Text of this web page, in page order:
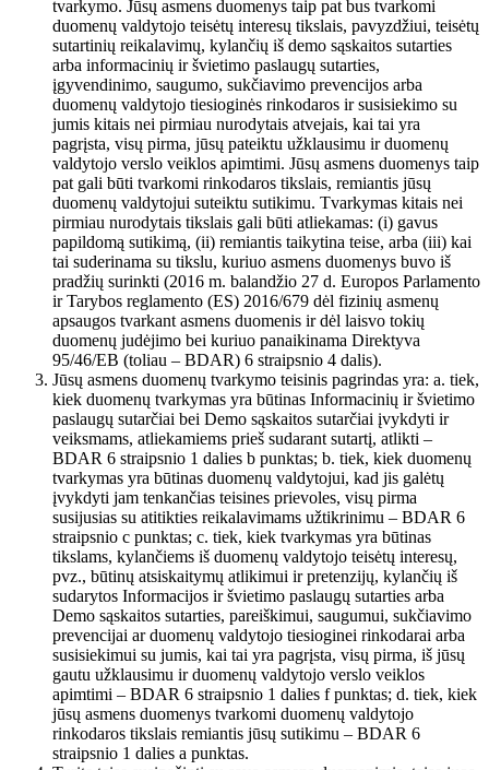
tvarkymo. Jūsų asmens duomenys taip pat bus tvarkomi
duomenų valdytojo teisėtų interesų tikslais, pavyzdžiui, teisėtų
sutartinių reikalavimų, kylančių iš demo sąskaitos sutarties
arba informacinių ir švietimo paslaugų sutarties,
įgyvendinimo, saugumo, sukčiavimo prevencijos arba
duomenų valdytojo tiesioginės rinkodaros ir susisiekimo su
jumis kitais nei pirmiau nurodytais atvejais, kai tai yra
pagrįsta, visų pirma, jūsų pateiktu užklausimu ir duomenų
valdytojo verslo veiklos apimtimi. Jūsų asmens duomenys taip
pat gali būti tvarkomi rinkodaros tikslais, remiantis jūsų
duomenų valdytojui suteiktu sutikimu. Tvarkymas kitais nei
pirmiau nurodytais tikslais gali būti atliekamas: (i) gavus
papildomą sutikimą, (ii) remiantis taikytina teise, arba (iii) kai
tai suderinama su tikslu, kuriuo asmens duomenys buvo iš
pradžių surinkti (2016 m. balandžio 27 d. Europos Parlamento
ir Tarybos reglamento (ES) 2016/679 dėl fizinių asmenų
apsaugos tvarkant asmens duomenis ir dėl laisvo tokių
duomenų judėjimo bei kuriuo panaikinama Direktyva
95/46/EB (toliau – BDAR) 6 straipsnio 4 dalis).
Jūsų asmens duomenų tvarkymo teisinis pagrindas yra: a. tiek,
kiek duomenų tvarkymas yra būtinas Informacinių ir švietimo
paslaugų sutarčiai bei Demo sąskaitos sutarčiai įvykdyti ir
veiksmams, atliekamiems prieš sudarant sutartį, atlikti –
BDAR 6 straipsnio 1 dalies b punktas; b. tiek, kiek duomenų
tvarkymas yra būtinas duomenų valdytojui, kad jis galėtų
įvykdyti jam tenkančias teisines prievoles, visų pirma
susijusias su atitikties reikalavimams užtikrinimu – BDAR 6
straipsnio c punktas; c. tiek, kiek tvarkymas yra būtinas
tikslams, kylančiems iš duomenų valdytojo teisėtų interesų,
pvz., būtinų atsiskaitymų atlikimui ir pretenzijų, kylančių iš
sudarytos Informacijos ir švietimo paslaugų sutarties arba
Demo sąskaitos sutarties, pareiškimui, saugumui, sukčiavimo
prevencijai ar duomenų valdytojo tiesioginei rinkodarai arba
susisiekimui su jumis, kai tai yra pagrįsta, visų pirma, iš jūsų
gautu užklausimu ir duomenų valdytojo verslo veiklos
apimtimi – BDAR 6 straipsnio 1 dalies f punktas; d. tiek, kiek
jūsų asmens duomenys tvarkomi duomenų valdytojo
rinkodaros tikslais remiantis jūsų sutikimu – BDAR 6
straipsnio 1 dalies a punktas.